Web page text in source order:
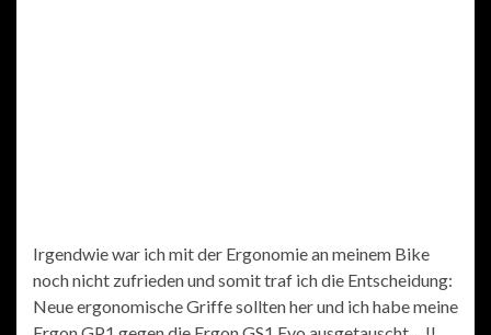
Irgendwie war ich mit der Ergonomie an meinem Bike
noch nicht zufrieden und somit traf ich die Entscheidung:
Neue ergonomische Griffe sollten her und ich habe meine